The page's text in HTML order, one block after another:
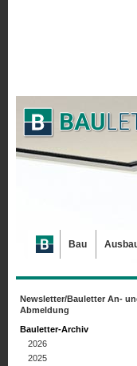
Newsletter/Bauletter An-
Abmeldung
Bauletter-Archiv
2026
2025
Bau